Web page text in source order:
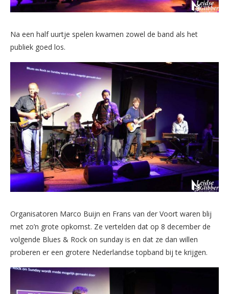
Na een half uurtje spelen kwamen zowel de band als het
publiek goed los.
Organisatoren Marco Buijn en Frans van der Voort waren blij
met zo’n grote opkomst. Ze vertelden dat op 8 december de
volgende Blues & Rock on sunday is en dat ze dan willen
proberen er een grotere Nederlandse topband bij te krijgen.